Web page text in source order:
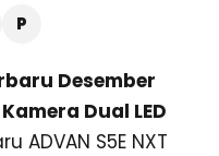
Desember
Dual LED
ADVAN S5E NXT